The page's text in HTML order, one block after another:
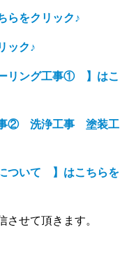
らをクリック♪
ック♪
リング工事①】はこ
②洗浄工事 塗装工
ついて 】はこちらを
せて頂きます。